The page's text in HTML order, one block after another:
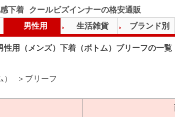
下着 クールビズインナーの格安通販
性用（メンズ）下着（ボトム）ブリーフの一覧
） ＞ブリーフ
男性用 生活雑貨 ブランド別